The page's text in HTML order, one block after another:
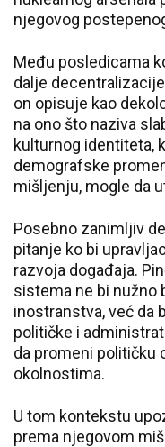
njegovog
Među posledicama
dalje
on opisuje kao
na ono što naziva
kulturnog identiteta,
demografske
mišljenju, mogle da
Posebno zanimljiv
pitanje ko bi
razvoja događaja.
sistema ne bi nužno
inostranstva, već da
političke i
da promeni političku
okolnostima.
U tom kontekstu
prema njegovom